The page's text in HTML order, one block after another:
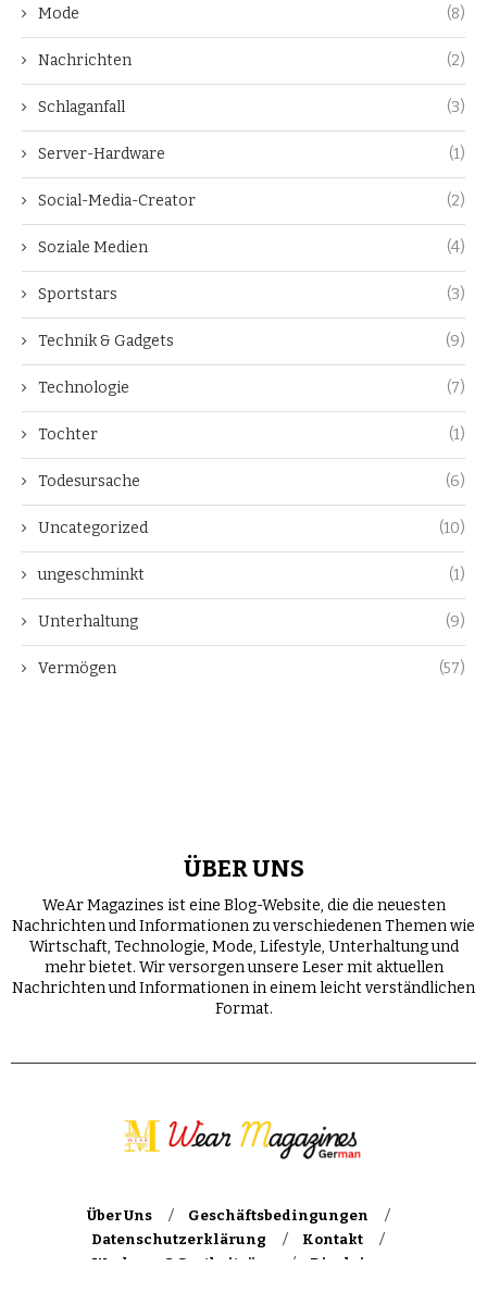
Mode (8)
Nachrichten (2)
Schlaganfall (3)
Server-Hardware (1)
Social-Media-Creator (2)
Soziale Medien (4)
Sportstars (3)
Technik & Gadgets (9)
Technologie (7)
Tochter (1)
Todesursache (6)
Uncategorized (10)
ungeschminkt (1)
Unterhaltung (9)
Vermögen (57)
ÜBER UNS
WeAr Magazines ist eine Blog-Website, die die neuesten
Nachrichten und Informationen zu verschiedenen Themen wie
Wirtschaft, Technologie, Mode, Lifestyle, Unterhaltung und
mehr bietet. Wir versorgen unsere Leser mit aktuellen
Nachrichten und Informationen in einem leicht verständlichen
Format.
Über Uns
Geschäftsbedingungen
Datenschutzerklärung
Kontakt
Werbung & Gastbeiträge
Disclaimer